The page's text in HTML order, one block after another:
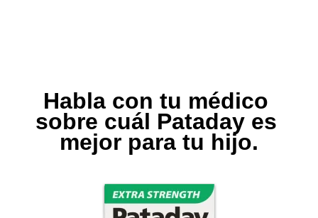
Habla con tu médico
sobre cuál Pataday es
mejor para tu hijo.